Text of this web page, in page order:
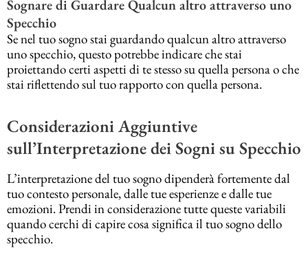
Sognare di Guardare Qualcun altro attraverso uno
Specchio
Se nel tuo sogno stai guardando qualcun altro attraverso
uno specchio, questo potrebbe indicare che stai
proiettando certi aspetti di te stesso su quella persona o che
stai riflettendo sul tuo rapporto con quella persona.
Considerazioni Aggiuntive
sull’Interpretazione dei Sogni su Specchio
L’interpretazione del tuo sogno dipenderà fortemente dal
tuo contesto personale, dalle tue esperienze e dalle tue
emozioni. Prendi in considerazione tutte queste variabili
quando cerchi di capire cosa significa il tuo sogno dello
specchio.